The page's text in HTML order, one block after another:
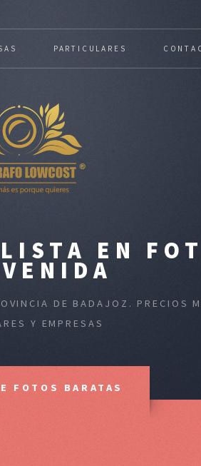
EN
DE BADAJOZ. PRECIOS
Y EMPRESAS
PARTICULARES
FOTOS BARATAS